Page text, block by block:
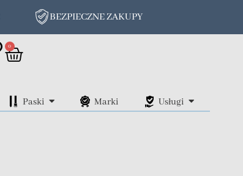
BEZPIECZNE ZAKUPY
0
Paski Marki Usługi